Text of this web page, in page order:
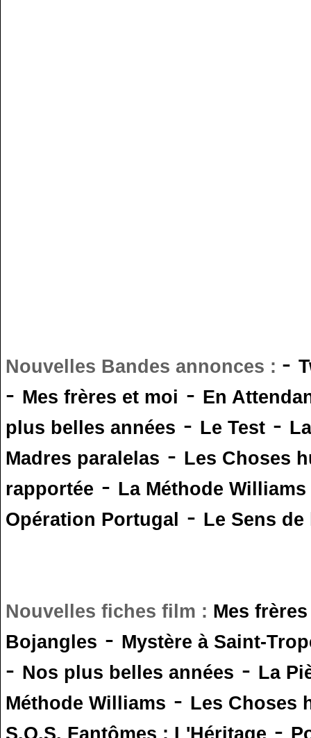
Nouvelles Bandes annonces : -
- Mes frères et moi - En
plus belles années - Le Test -
Madres paralelas - Les Choses
rapportée - La Méthode Williams
Opération Portugal - Le Sens
Nouvelles fiches film : Mes
Bojangles - Mystère à Saint-
- Nos plus belles années - La
Méthode Williams - Les Choses
S.O.S. Fantômes : L'Héritage -